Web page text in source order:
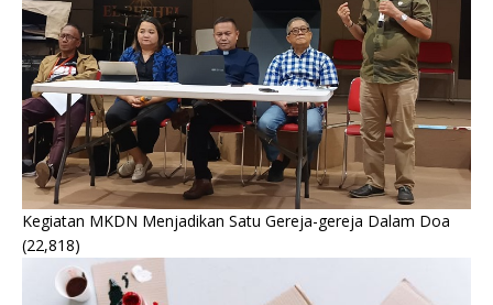
Kegiatan MKDN Menjadikan Satu Gereja-gereja Dalam Doa
(22,818)